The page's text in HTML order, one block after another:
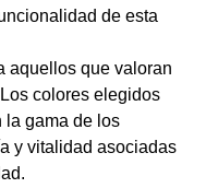
de esta
aquellos que valoran
colores elegidos
la gama de los
y vitalidad asociadas